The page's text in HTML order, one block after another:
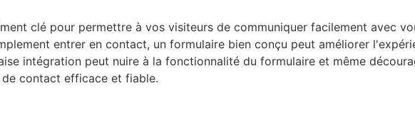
clé pour permettre à vos visiteurs de communiquer facilement avec
entrer en contact, un formulaire bien conçu peut améliorer
intégration peut nuire à la fonctionnalité du formulaire et même
contact efficace et fiable.